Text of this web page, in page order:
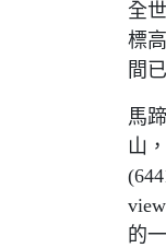
全
標
間
馬
山
的